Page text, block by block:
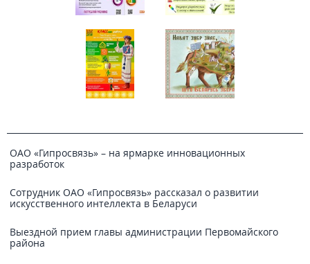
ОАО «Гипросвязь» – на ярмарке инновационных
разработок
Сотрудник ОАО «Гипросвязь» рассказал о развитии
искусственного интеллекта в Беларуси
Выездной прием главы администрации Первомайского
района